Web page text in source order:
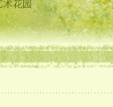
花园